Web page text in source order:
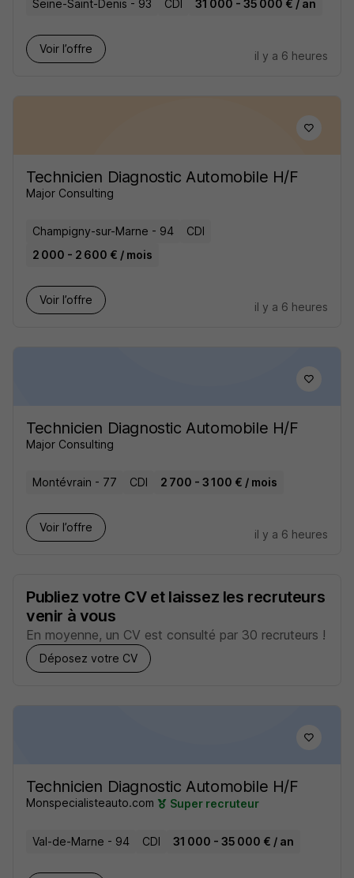
Seine-Saint-Denis - 93 CDI 31 000 - 35 000 € / an
Voir l’offre
il y a 6 heures
Technicien Diagnostic Automobile H/F
Major Consulting
Champigny-sur-Marne - 94
CDI
2 000 - 2 600 € / mois
Voir l’offre
il y a 6 heures
Technicien Diagnostic Automobile H/F
Major Consulting
Montévrain - 77 CDI 2 700 - 3 100 € / mois
Voir l’offre
il y a 6 heures
Publiez votre CV et laissez les recruteurs
venir à vous
En moyenne, un CV est consulté par 30 recruteurs !
Déposez votre CV
Technicien Diagnostic Automobile H/F
Monspecialisteauto.com Super recruteur
Val-de-Marne - 94 CDI 31 000 - 35 000 € / an